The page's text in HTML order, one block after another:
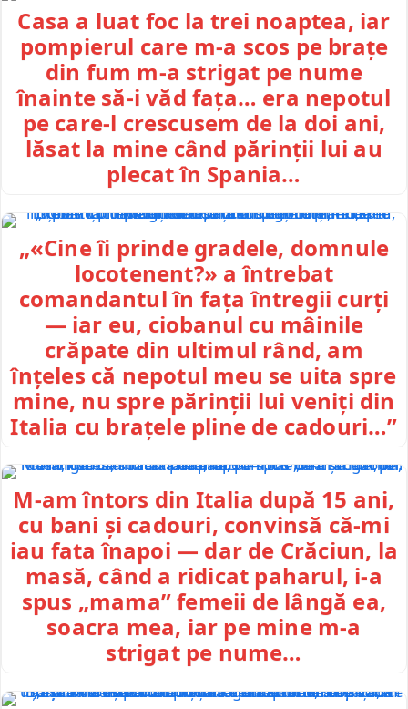
Casa a luat foc la trei noaptea, iar
pompierul care m-a scos pe brațe
din fum m-a strigat pe nume
înainte să-i văd fața… era nepotul
pe care-l crescusem de la doi ani,
lăsat la mine când părinții lui au
plecat în Spania…
„«Cine îi prinde gradele, domnule
locotenent?» a întrebat
comandantul în fața întregii curți
— iar eu, ciobanul cu mâinile
crăpate din ultimul rând, am
înțeles că nepotul meu se uita spre
mine, nu spre părinții lui veniți din
Italia cu brațele pline de cadouri…”
M-am întors din Italia după 15 ani,
cu bani și cadouri, convinsă că-mi
iau fata înapoi — dar de Crăciun, la
masă, când a ridicat paharul, i-a
spus „mama” femeii de lângă ea,
soacra mea, iar pe mine m-a
strigat pe nume…